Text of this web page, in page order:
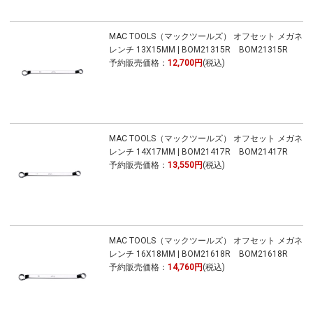
MAC TOOLS（マックツールズ） オフセット メガネ
レンチ 13X15MM | BOM21315R BOM21315R
予約販売価格： 12,700円 (税込)
MAC TOOLS（マックツールズ） オフセット メガネ
レンチ 14X17MM | BOM21417R BOM21417R
予約販売価格： 13,550円 (税込)
MAC TOOLS（マックツールズ） オフセット メガネ
レンチ 16X18MM | BOM21618R BOM21618R
予約販売価格： 14,760円 (税込)